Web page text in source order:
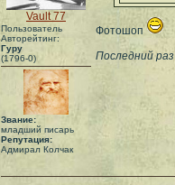
Vault 77
Пользователь
Авторейтинг:
Гуру
(1796-0)
Звание:
младший писарь
Репутация:
Адмирал Колчак
Фотошоп
Последний